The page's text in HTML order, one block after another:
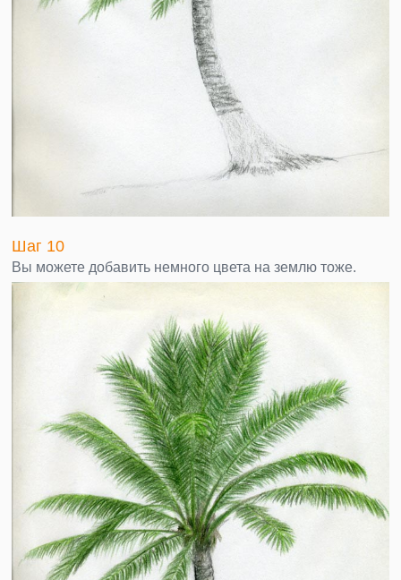
Шаг 10
Вы можете добавить немного цвета на землю тоже.